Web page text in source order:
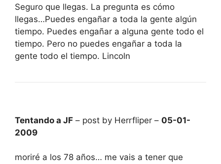
Seguro que llegas. La pregunta es cómo
llegas…Puedes engañar a toda la gente algún
tiempo. Puedes engañar a alguna gente todo el
tiempo. Pero no puedes engañar a toda la
gente todo el tiempo. Lincoln
Tentando a JF – post by Herrfliper – 05-01-
2009
moriré a los 78 años… me vais a tener que